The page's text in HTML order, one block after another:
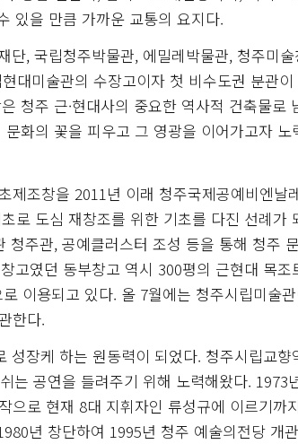
있을 만큼 가까운 교통의 요지다.
, 국립청주박물관, 에밀레박물관, 청주미
대미술관의 수장고이자 첫 비수도권 분관이
청주 근·현대사의 중요한 역사적 건축물로
화의 꽃을 피우고 그 영광을 이어가고자 노
조창을 2011년 이래 청주국제공예비엔날
로 도심 재창조를 위한 기초를 다진 선례가
주관, 공예클러스터 조성 등을 통해 청주
고였던 동부창고 역시 300평의 근현대 목조
이용되고 있다. 올 7월에는 청주시립미술
한다.
장케 하는 원동력이 되었다. 청주시립교향
는 공연을 들려주기 위해 노력해왔다. 1973
으로 현재 8대 지휘자인 류성규에 이르기까
년 창단하여 1995년 청주 예술의전당 개